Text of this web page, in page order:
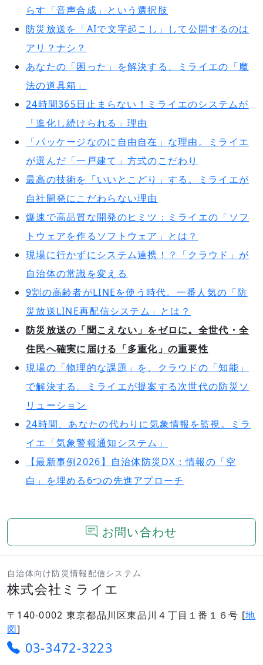
らす「音声合成」という選択肢
防災放送を「AIで文字起こし」して公開するのは
アリ？ナシ？
あなたの「困った」を解決する、ミライエの「魔
法の道具箱」
24時間365日止まらない！ミライエのシステムが
「進化し続けられる」理由
「パッケージなのに自由自在」な理由。ミライエ
が選んだ「一戸建て」方式のこだわり
最高の技術を「いいとこどり」する。ミライエが
自社開発にこだわらない理由
爆速で高品質な開発のヒミツ：ミライエの「ソフ
トウェアを作るソフトウェア」とは？
現場に行かずにシステム連携！？「クラウド」が
自治体の常識を変える
9割の高齢者がLINEを使う時代。一番人気の「防
災放送LINE再配信システム」とは？
防災放送の「聞こえない」をゼロに。全世代・全
住民へ確実に届ける「多重化」の重要性
現場の「物理的な課題」を、クラウドの「知能」
で解決する。ミライエが提案する次世代の防災ソ
リューション
24時間、あなたの代わりに気象情報を監視。ミラ
イエ「気象警報通知システム」
【最新事例2026】自治体防災DX：情報の「空
白」を埋める6つの先進アプローチ
お問い合わせ
自治体向け防災情報配信システム
株式会社ミライエ
〒140-0002 東京都品川区東品川４丁目１番１６号 [地
図]
03-3472-3223